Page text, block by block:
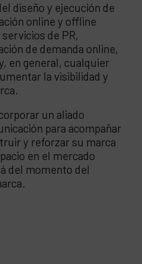
diseño y ejecución de
online y offline
de PR,
de demanda online,
en general, cualquier
la visibilidad y
un aliado
para acompañar
y reforzar su marca
en el mercado
del momento del